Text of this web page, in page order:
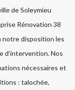
de Soleymieu
Rénovation 38
notre disposition les
d’intervention. Nos
nécessaires et
: talochée,